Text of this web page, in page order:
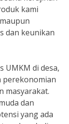
kami
dan keunikan
UMKM di desa,
perekonomian
masyarakat.
dan
yang ada